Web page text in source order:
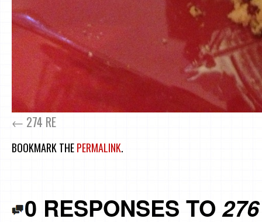
274 RE
BOOKMARK THEPERMALINK.
0 RESPONSES TO